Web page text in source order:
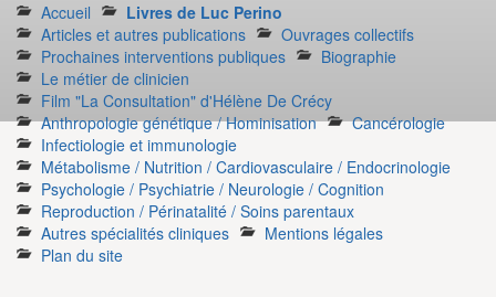
Accueil
Livres de Luc Perino
Articles et autres publications
Ouvrages collectifs
Prochaines interventions publiques
Biographie
Le métier de clinicien
Film "La Consultation" d'Hélène De Crécy
Anthropologie génétique / Hominisation
Cancérologie
Infectiologie et immunologie
Métabolisme / Nutrition / Cardiovasculaire / Endocrinologie
Psychologie / Psychiatrie / Neurologie / Cognition
Reproduction / Périnatalité / Soins parentaux
Autres spécialités cliniques
Mentions légales
Plan du site